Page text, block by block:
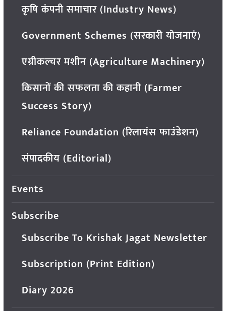
कृषि कंपनी समाचार (Industry News)
Government Schemes (सरकारी योजनाएं)
एग्रीकल्चर मशीन (Agriculture Machinery)
किसानों की सफलता की कहानी (Farmer
Success Story)
Reliance Foundation (रिलायंस फाउंडेशन)
संपादकीय (Editorial)
Events
Subscribe
Subscribe To Krishak Jagat Newsletter
Subscription (Print Edition)
Diary 2026